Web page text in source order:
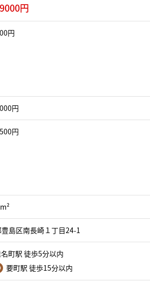
円
円
円
円
島区南長崎１丁目24-1
町駅 徒歩5分以内
要町駅 徒歩15分以内